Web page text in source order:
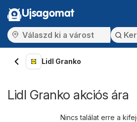
Ujsagomat
Lidl Granko
Lidl Granko akciós ára
Nincs találat erre a